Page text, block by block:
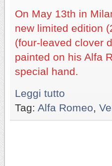
On May 13th in
new limited edition
(four-leaved clover
painted on his Alfa
special hand.
Leggi tutto
Tag: Alfa Romeo